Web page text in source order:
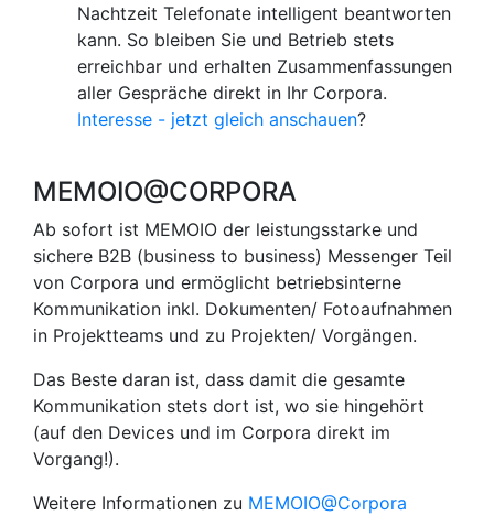
Nachtzeit Telefonate intelligent beantworten
kann. So bleiben Sie und Betrieb stets
erreichbar und erhalten Zusammenfassungen
aller Gespräche direkt in Ihr Corpora.
Interesse - jetzt gleich anschauen?
MEMOIO@CORPORA
Ab sofort ist MEMOIO der leistungsstarke und
sichere B2B (business to business) Messenger Teil
von Corpora und ermöglicht betriebsinterne
Kommunikation inkl. Dokumenten/ Fotoaufnahmen
in Projektteams und zu Projekten/ Vorgängen.
Das Beste daran ist, dass damit die gesamte
Kommunikation stets dort ist, wo sie hingehört
(auf den Devices und im Corpora direkt im
Vorgang!).
Weitere Informationen zu MEMOIO@Corpora